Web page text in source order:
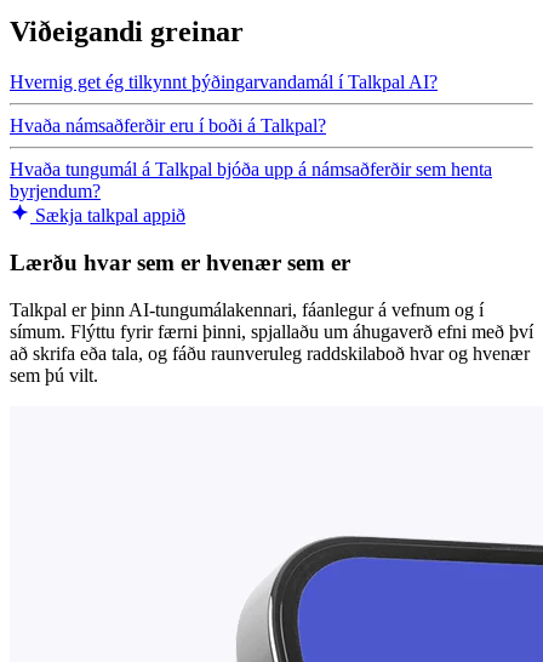
Viðeigandi greinar
Hvernig get ég tilkynnt þýðingarvandamál í Talkpal AI?
Hvaða námsaðferðir eru í boði á Talkpal?
Hvaða tungumál á Talkpal bjóða upp á námsaðferðir sem henta
byrjendum?
Sækja talkpal appið
Lærðu hvar sem er hvenær sem er
Talkpal er þinn AI-tungumálakennari, fáanlegur á vefnum og í
símum. Flýttu fyrir færni þinni, spjallaðu um áhugaverð efni með því
að skrifa eða tala, og fáðu raunveruleg raddskilaboð hvar og hvenær
sem þú vilt.